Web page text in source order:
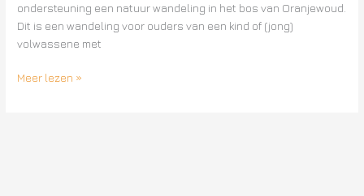
ondersteuning een natuur wandeling in het bos van Oranjewoud.
Dit is een wandeling voor ouders van een kind of (jong)
volwassene met
Meer lezen »